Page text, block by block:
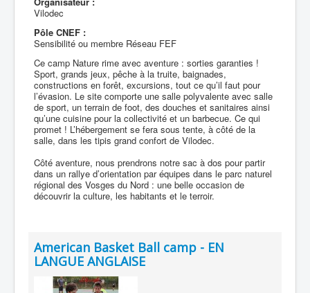
Vilodec
Pôle CNEF :
Sensibilité ou membre Réseau FEF
Ce camp Nature rime avec aventure : sorties garanties !
Sport, grands jeux, pêche à la truite, baignades,
constructions en forêt, excursions, tout ce qu’il faut pour
l’évasion. Le site comporte une salle polyvalente avec salle
de sport, un terrain de foot, des douches et sanitaires ainsi
qu’une cuisine pour la collectivité et un barbecue. Ce qui
promet ! L’hébergement se fera sous tente, à côté de la
salle, dans les tipis grand confort de Vilodec.
Côté aventure, nous prendrons notre sac à dos pour partir
dans un rallye d’orientation par équipes dans le parc naturel
régional des Vosges du Nord : une belle occasion de
découvrir la culture, les habitants et le terroir.
American Basket Ball camp - EN
LANGUE ANGLAISE